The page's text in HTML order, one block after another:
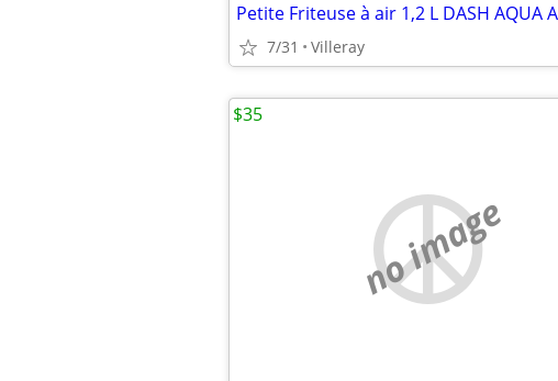
7/31 Villeray
no image
$35